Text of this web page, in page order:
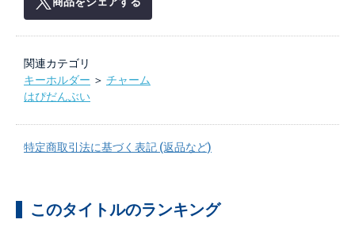
関連カテゴリ
キーホルダー ＞ チャーム
はぴだんぶい
特定商取引法に基づく表記 (返品など)
このタイトルのランキング